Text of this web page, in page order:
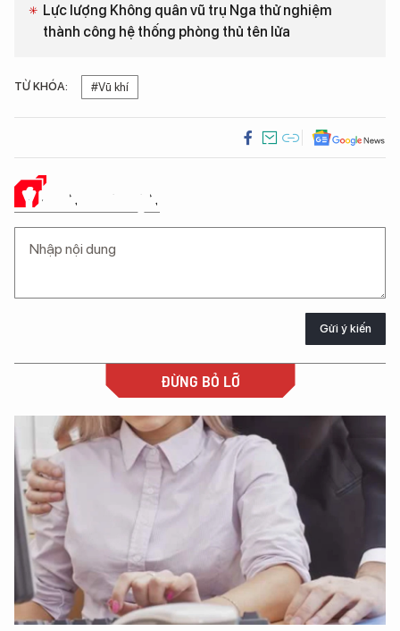
Lực lượng Không quân vũ trụ Nga thử nghiệm
thành công hệ thống phòng thủ tên lửa
TỪ KHÓA: #Vũ khí
Ý KIẾN CỦA BẠN
Gửi ý kiến
ĐỪNG BỎ LỠ